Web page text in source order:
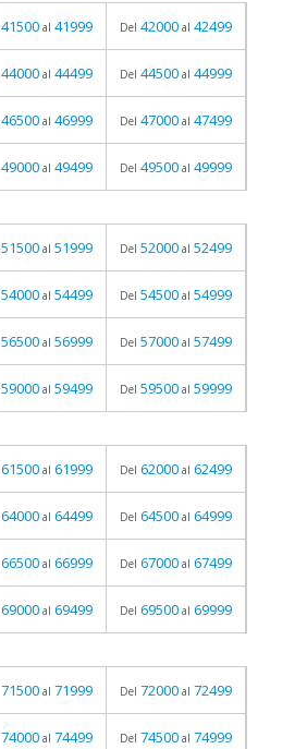
41500 al 41999 Del 42000 al 42499
44000 al 44499 Del 44500 al 44999
46500 al 46999 Del 47000 al 47499
49000 al 49499 Del 49500 al 49999
51500 al 51999 Del 52000 al 52499
54000 al 54499 Del 54500 al 54999
56500 al 56999 Del 57000 al 57499
59000 al 59499 Del 59500 al 59999
61500 al 61999 Del 62000 al 62499
64000 al 64499 Del 64500 al 64999
66500 al 66999 Del 67000 al 67499
69000 al 69499 Del 69500 al 69999
71500 al 71999 Del 72000 al 72499
74000 al 74499 Del 74500 al 74999